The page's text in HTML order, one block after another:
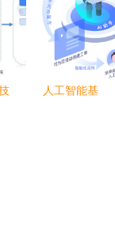
智能基础软
件的角色与
挑战
人工智能基